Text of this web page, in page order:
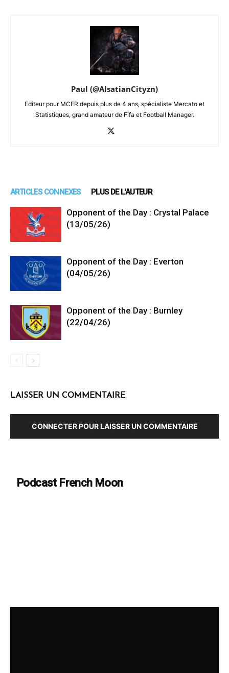
Paul (@AlsatianCityzn)
Editeur pour MCFR depuis plus de 4 ans, spécialiste Mercato et
Statistiques, grand amateur de Fifa et Football Manager.
ARTICLES CONNEXES PLUS DE L'AUTEUR
Opponent of the Day : Crystal Palace
(13/05/26)
Opponent of the Day : Everton
(04/05/26)
Opponent of the Day : Burnley
(22/04/26)
LAISSER UN COMMENTAIRE
CONNECTER POUR LAISSER UN COMMENTAIRE
Podcast French Moon